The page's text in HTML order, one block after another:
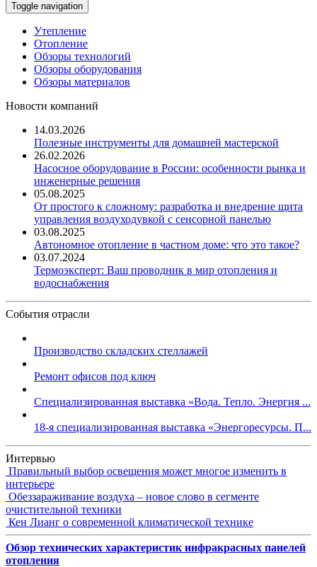
Toggle navigation
Утепление
Отопление
Обзоры технологий
Обзоры оборудования
Обзоры материалов
Новости компаний
14.03.2026
Полезные инструменты для домашней мастерской
26.02.2026
Насосное оборудование в России: особенности рынка и
инженерные решения
05.08.2025
От простого к сложному: разработка и внедрение щита
управления воздуходувкой с сенсорной панелью
03.08.2025
Автономное отопление в частном доме: что это такое?
03.07.2024
Термоэксперт: Ваш проводник в мир отопления и
водоснабжения
События отрасли
Производство складских стеллажей
Ремонт офисов под ключ
Специализированная выставка «Вода. Тепло. Энергия ...
18-я специализированная выставка «Энергоресурсы. П...
Интервью
Правильный выбор освещения может многое изменить в
интерьере
Обеззараживание воздуха – новое слово в сегменте
очистительной техники
Кен Лианг о современной климатической технике
Обзор технических характеристик инфракрасных панелей
отопления